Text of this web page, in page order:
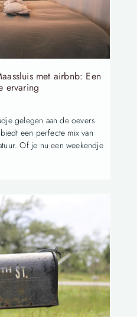
met airbnb: Een
ervaring
gelegen aan de oevers
een perfecte mix van
Of je nu een weekendje